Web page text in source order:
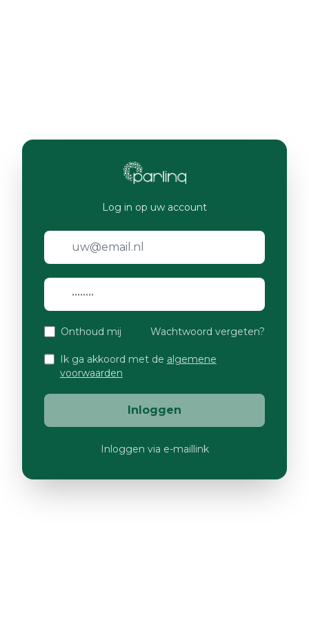
Log in op uw account
Onthoud mij Wachtwoord vergeten?
Ik ga akkoord met de algemene
voorwaarden
Inloggen
Inloggen via e-maillink